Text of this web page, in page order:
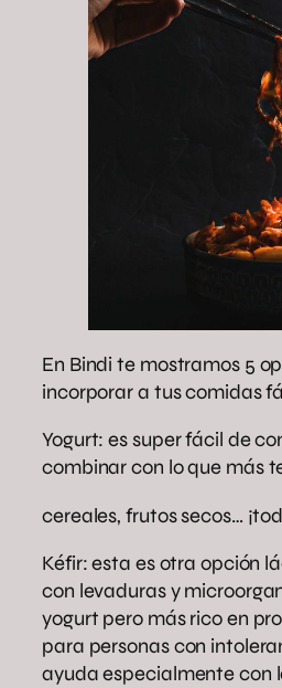
En Bindi te mostramos 5
incorporar a tus comidas
Yogurt: es super fácil de
combinar con lo que más
cereales, frutos secos…
Kéfir: esta es otra opción
con levaduras y
yogurt pero más rico en
para personas con
ayuda especialmente con